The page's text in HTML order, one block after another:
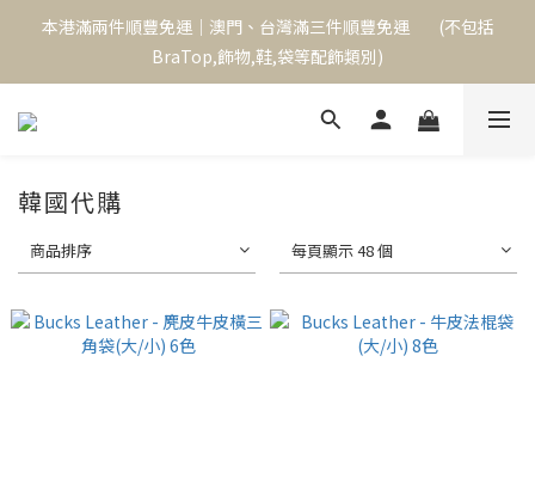
本港滿兩件順豐免運｜澳門、台灣滿三件順豐免運        (不包括
BraTop,飾物,鞋,袋等配飾類別)
本港滿兩件順豐免運｜澳門、台灣滿三件順豐免運        (不包括
BraTop,飾物,鞋,袋等配飾類別)
單次消費滿$1000,可成為永久VIP,下次購物起享9折優惠
本港滿兩件順豐免運｜澳門、台灣滿三件順豐免運        (不包括
韓國代購
商品排序 每頁顯示 48 個